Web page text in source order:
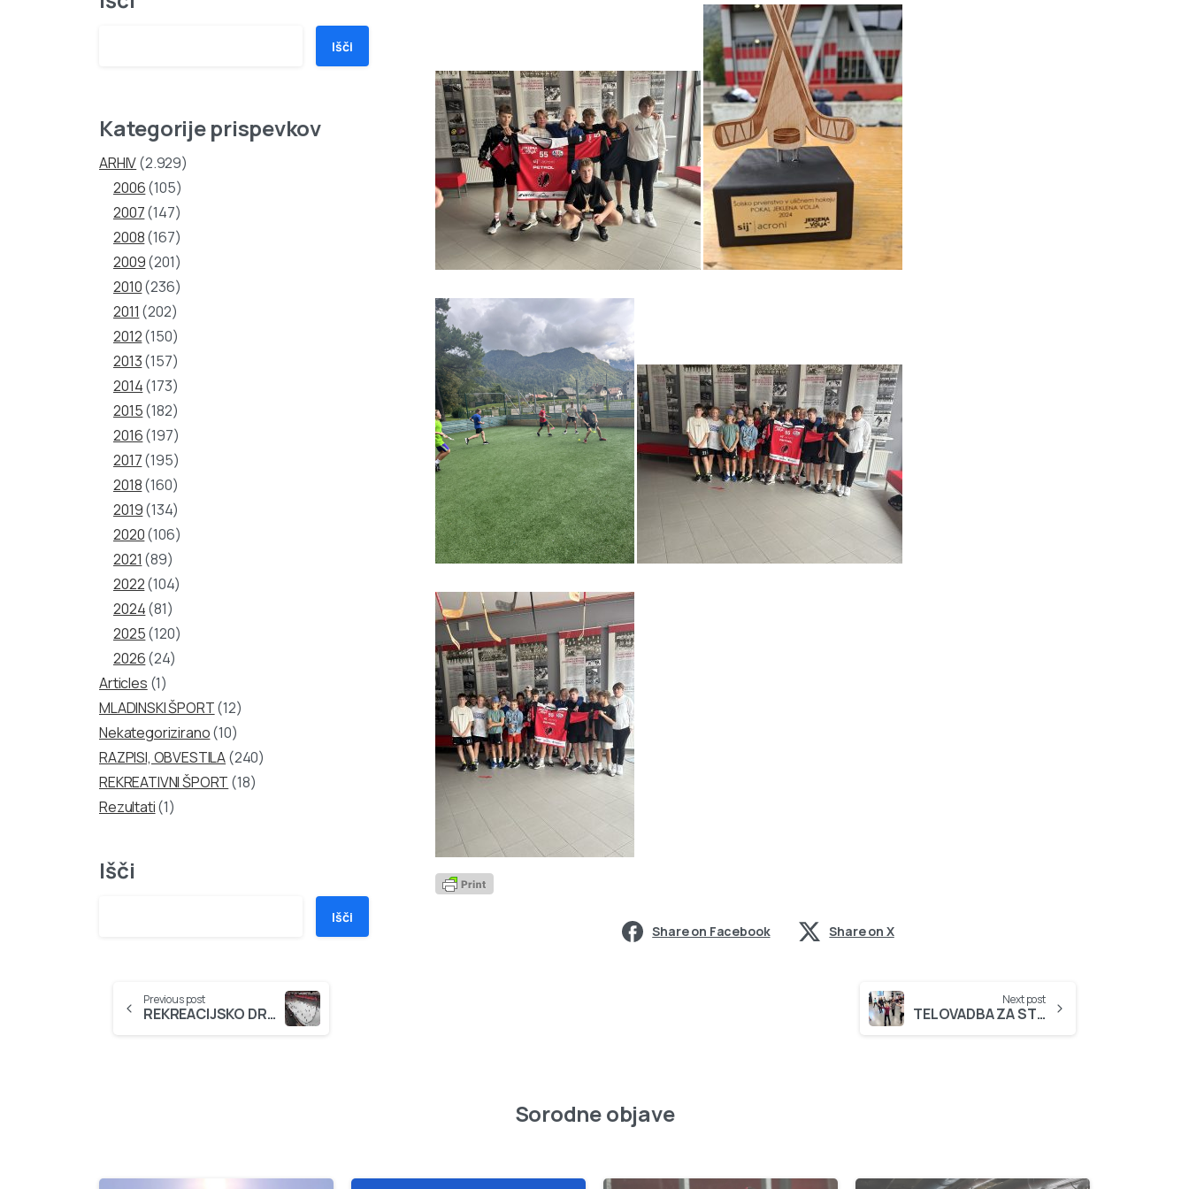
Išči
Kategorije prispevkov
ARHIV(2.929)
2006(105)
2007(147)
2008(167)
2009(201)
2010(236)
2011 (202)
2012(150)
2013(157)
2014(173)
2015(182)
2016(197)
2017(195)
2018(160)
2019(134)
2020(106)
2021 (89)
2022(104)
2024(81)
2025(120)
2026(24)
Articles (1)
MLADINSKI ŠPORT(12)
Nekategorizirano(10)
RAZPISI, OBVESTILA(240)
REKREATIVNI ŠPORT (18)
Rezultati(1)
Išči
Išči
Share on Facebook
Share on X
Continue
Previous post
REKREACIJSKO DRSANJE – PRIČNEMO V SOBOTO, 28.9.2024
Next post
TELOVADBA ZA STAREJŠE – PRIČNEMO V PONEDELJEK, 7. OKTOBRA
Sorodne objave